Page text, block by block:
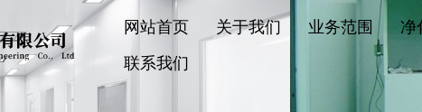
网站首页 关于我们 业务范围 净
联系我们